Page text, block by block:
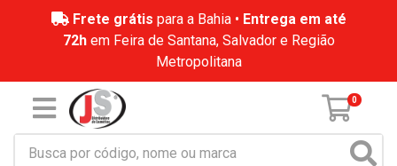
Frete grátis para a Bahia • Entrega em até
72hem Feira de Santana, Salvador e Região
Metropolitana
0